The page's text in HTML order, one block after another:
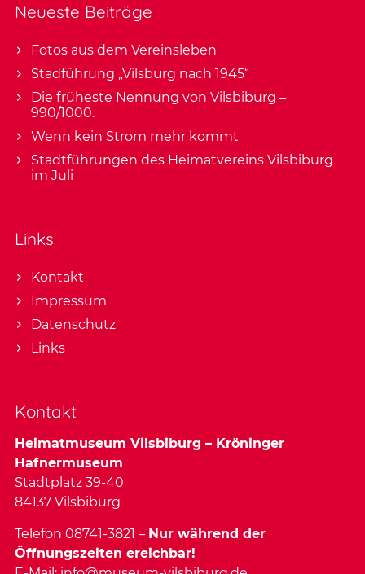
Neueste Beiträge
Fotos aus dem Vereinsleben
Stadführung „Vilsburg nach 1945“
Die früheste Nennung von Vilsbiburg –
990/1000.
Wenn kein Strom mehr kommt
Stadtführungen des Heimatvereins Vilsbiburg
im Juli
Links
Kontakt
Impressum
Datenschutz
Links
Kontakt
Heimatmuseum Vilsbiburg – Kröninger
Hafnermuseum
Stadtplatz 39-40
84137 Vilsbiburg
Telefon 08741-3821 – Nur während der
Öffnungszeiten ereichbar!